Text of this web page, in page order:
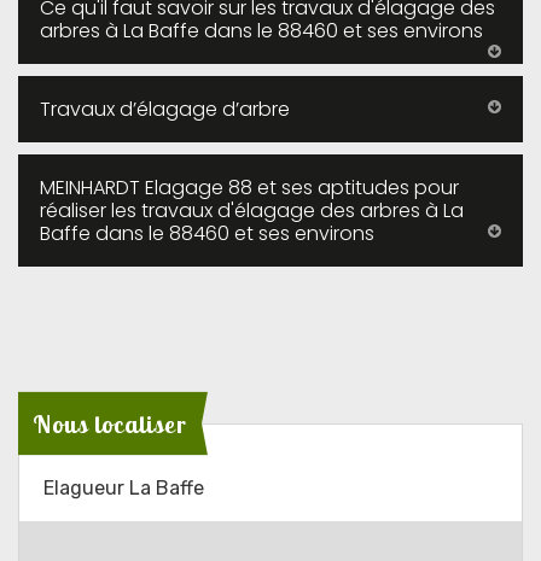
Ce qu'il faut savoir sur les travaux d'élagage des
arbres à La Baffe dans le 88460 et ses environs
Travaux d’élagage d’arbre
MEINHARDT Elagage 88 et ses aptitudes pour
réaliser les travaux d'élagage des arbres à La
Baffe dans le 88460 et ses environs
Nous localiser
Elagueur La Baffe